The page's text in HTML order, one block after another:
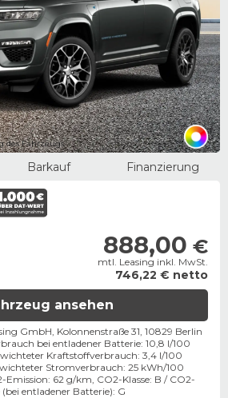
des Fahrzeugs
Barkauf Finanzierung
888,00 €
mtl. Leasing inkl. MwSt.
746,22 € netto
ansehen
GmbH, Kolonnenstraße 31, 10829 Berlin
bei entladener Batterie: 10,8 l/100
Kraftstoffverbrauch: 3,4 l/100
Stromverbrauch: 25 kWh/100
Emission: 62 g/km, CO2-Klasse: B / CO2-
(bei entladener Batterie): G